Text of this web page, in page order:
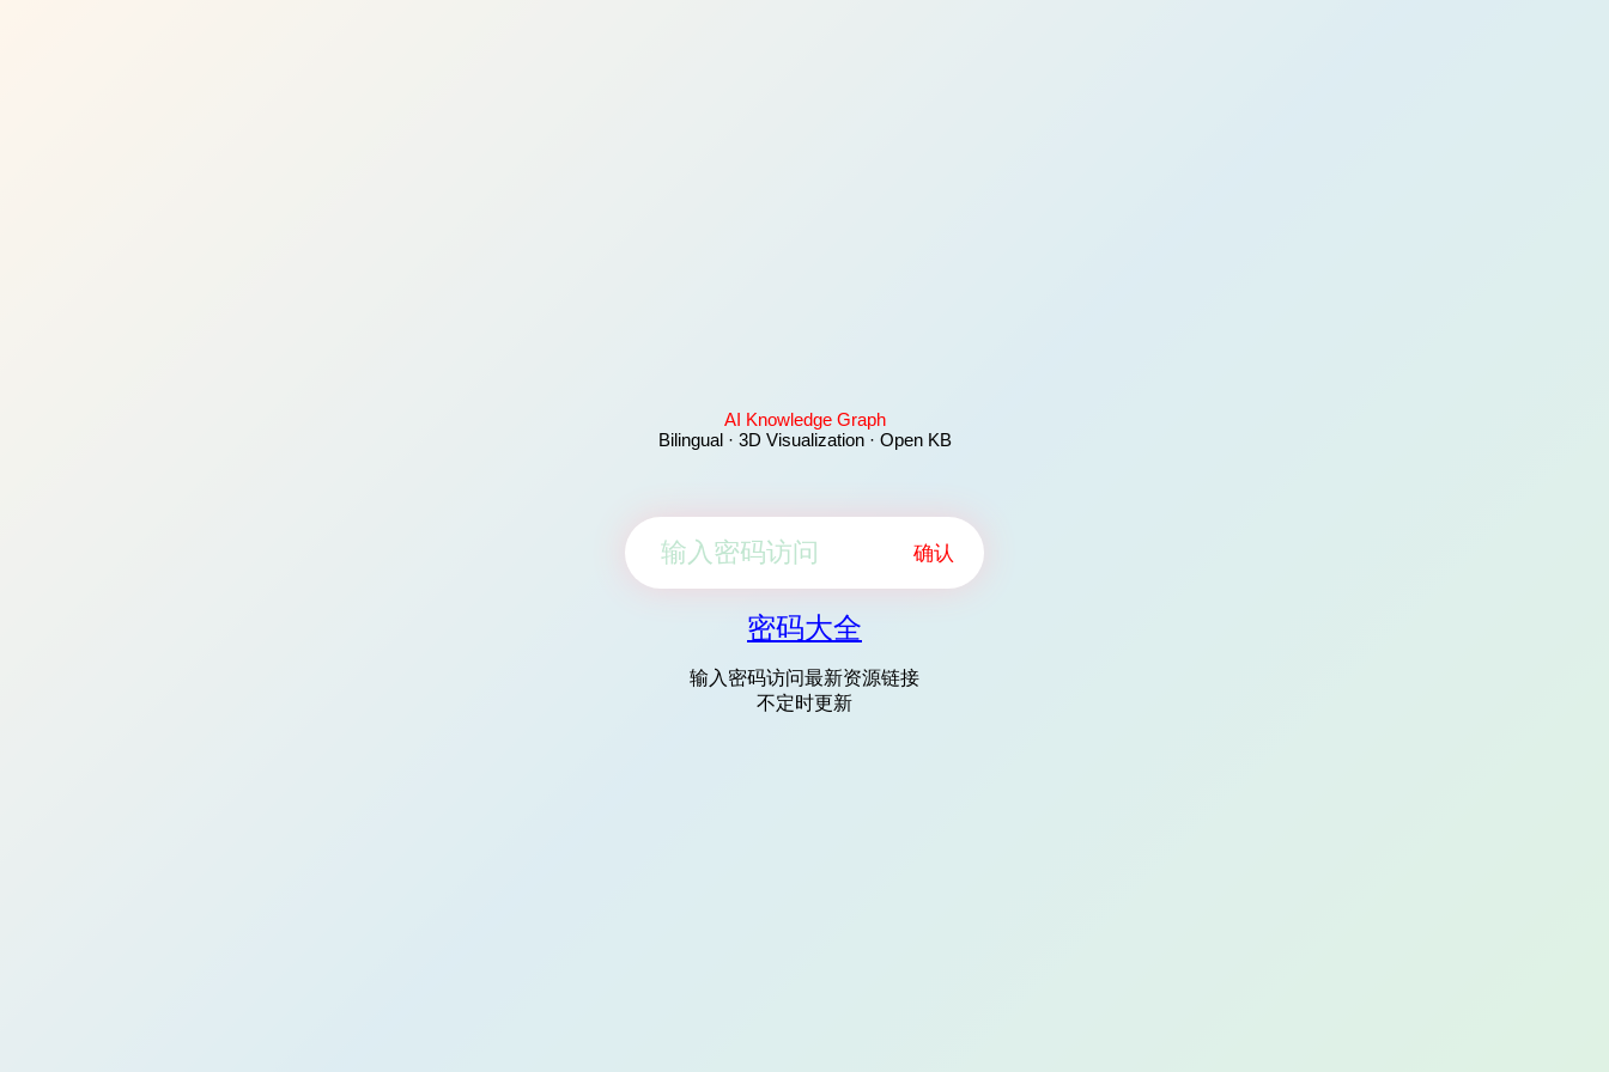
AI Knowledge Graph
Bilingual · 3D Visualization · Open KB
确认
密码大全
输入密码访问最新资源链接
不定时更新